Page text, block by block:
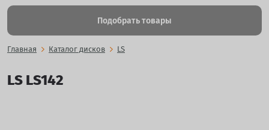
Подобрать товары
Главная Каталог дисков LS
LS LS142